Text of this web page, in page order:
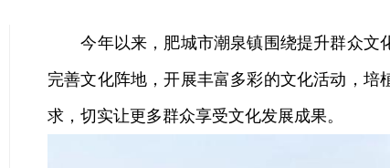
今年以来，肥城市潮泉镇围绕提升群众文
完善文化阵地，开展丰富多彩的文化活动，
求，切实让更多群众享受文化发展成果。